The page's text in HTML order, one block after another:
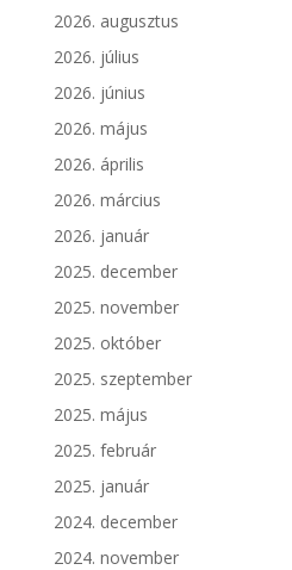
2026. augusztus
2026. július
2026. június
2026. május
2026. április
2026. március
2026. január
2025. december
2025. november
2025. október
2025. szeptember
2025. május
2025. február
2025. január
2024. december
2024. november